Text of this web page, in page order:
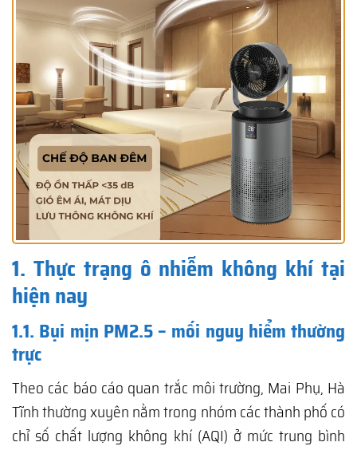
1. Thực trạng ô nhiễm không khí tại
hiện nay
1.1. Bụi mịn PM2.5 – mối nguy hiểm thường
trực
Theo các báo cáo quan trắc môi trường, Mai Phụ, Hà
Tĩnh thường xuyên nằm trong nhóm các thành phố có
chỉ số chất lượng không khí (AQI) ở mức trung bình